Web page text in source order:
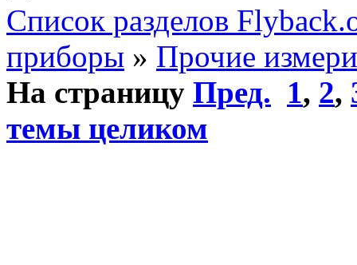
Список разделов
приборы » Прочие
На страницу Пред. 1, 2,
темы целиком